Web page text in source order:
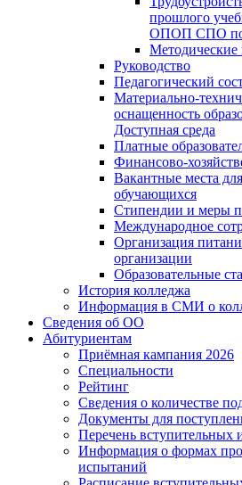
прошлого
ОПОП СПО по
Руководство
Педагогический
Материально-
оснащенность
Доступная среда
Платные
Финансово-
Вакантные места
обучающихся
Стипендии и меры
Международное
Организация
организации
Образовательные
История колледжа
Информация в СМИ о
Сведения об ОО
Абитуриентам
Приёмная кампания 2026
Специальности
Рейтинг
Сведения о количестве
Документы для
Перечень вступительных
Информация о формах
испытаний